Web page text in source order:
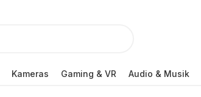
Kameras Gaming & VR Audio & Musik